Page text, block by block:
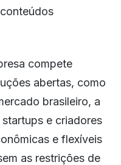
compete
abertas, como
brasileiro, a
e criadores
e flexíveis
as restrições de